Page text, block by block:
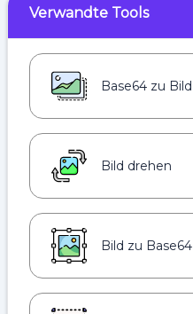
Verwandte Tools
Base64 zu Bild
Bild drehen
Bild zu Base64